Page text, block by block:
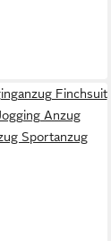
Finchsuit
Anzug
Sportanzug